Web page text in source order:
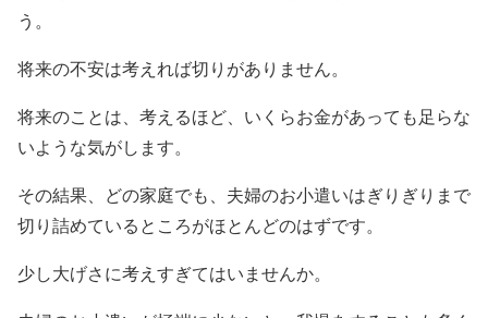
う。
将来の不安は考えれば切りがありません。
将来のことは、考えるほど、いくらお金があっても足らな
いような気がします。
その結果、どの家庭でも、夫婦のお小遣いはぎりぎりまで
切り詰めているところがほとんどのはずです。
少し大げさに考えすぎてはいませんか。